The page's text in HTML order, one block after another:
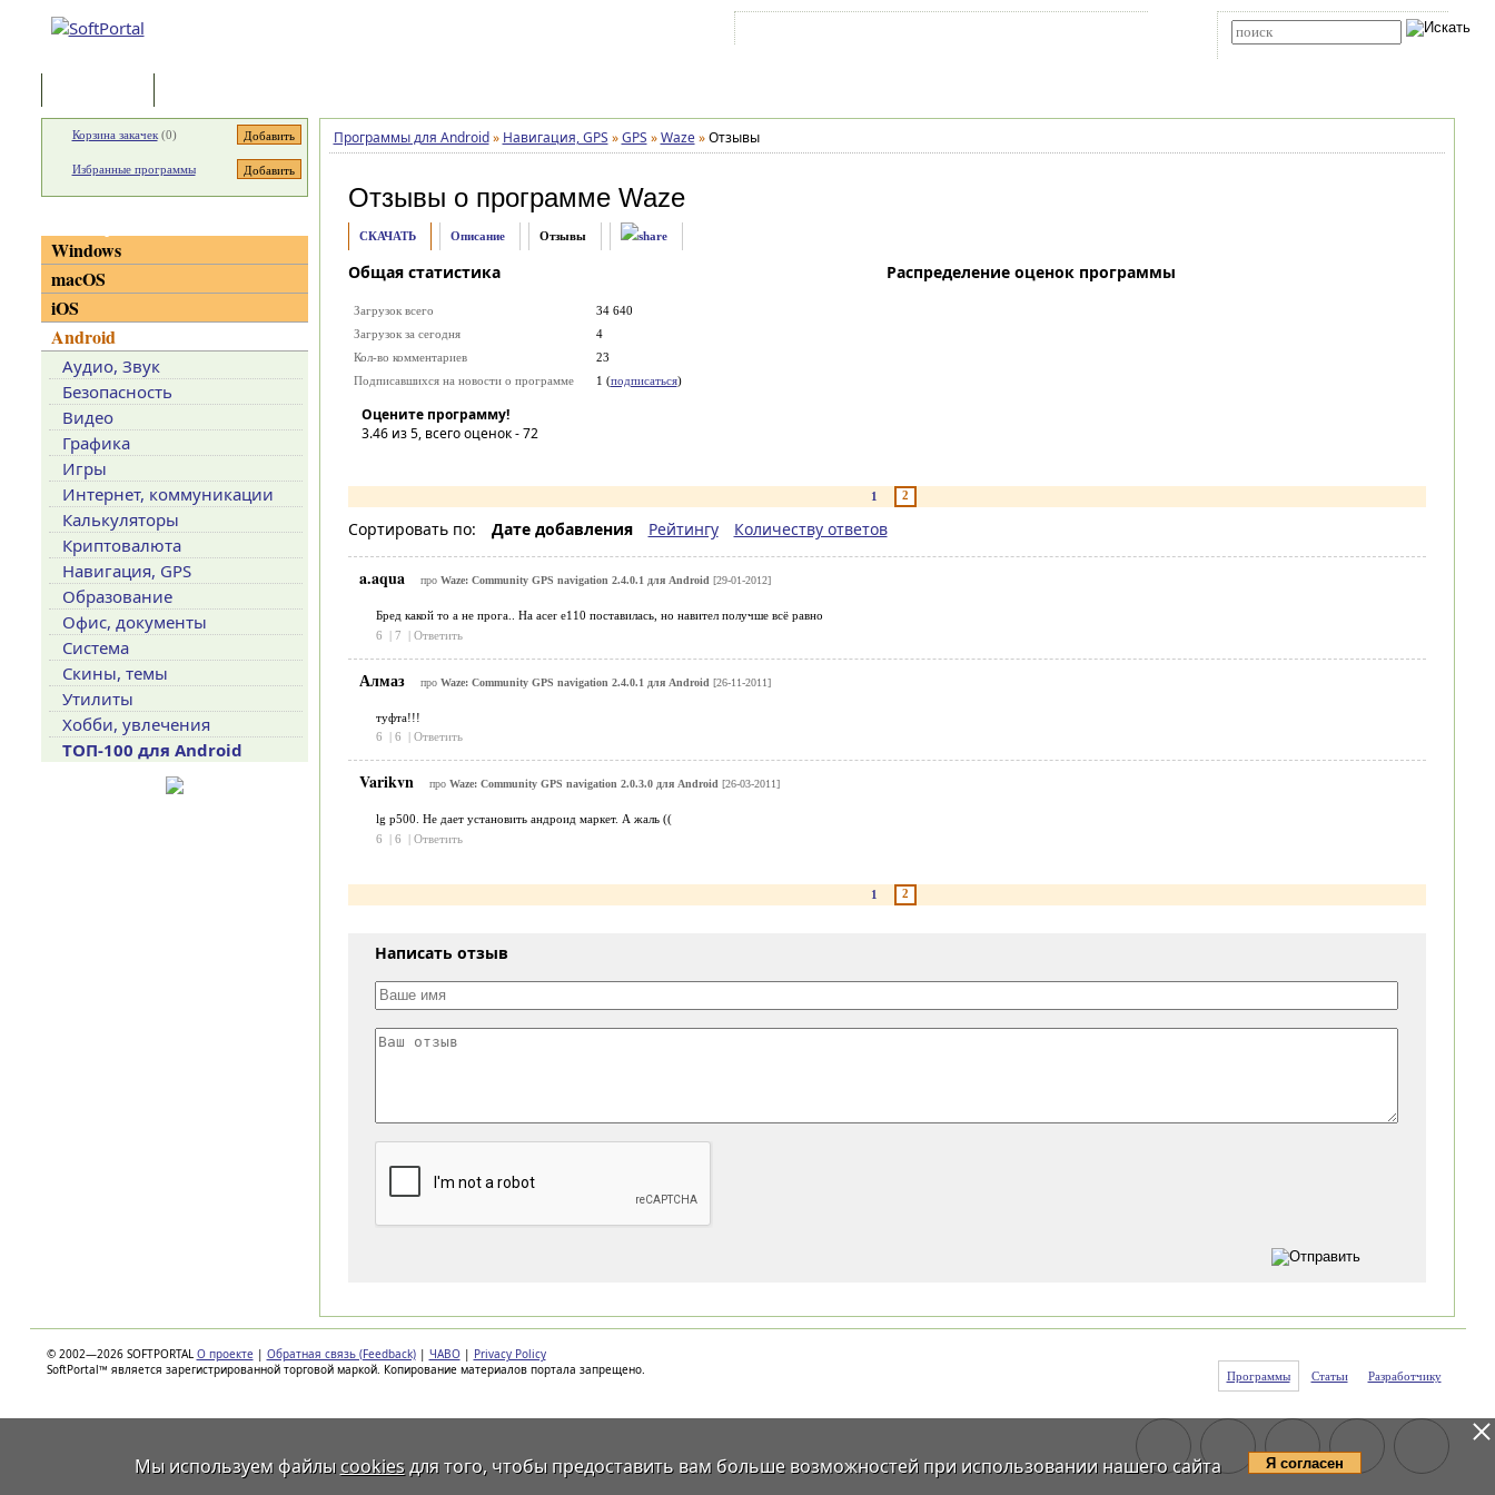
Программы для Android » Навигация, GPS » GPS » Waze » Отзывы
Отзывы о программе Waze
СКАЧАТЬ Описание Отзывы
Общая статистика
Загрузок всего
34 640
Загрузок за сегодня
4
Кол-во комментариев
23
Подписавшихся на новости о программе
1 (подписаться)
Оцените программу!
3.46из 5, всего оценок -72
Распределение оценок программы
1 2
Сортировать по: Дате добавления Рейтингу Количеству ответов
a.aqua про Waze: Community GPS navigation 2.4.0.1 для Android [29-01-2012]
Бред какой то а не прога.. На acer e110 поставилась, но навител получше всё равно
6
| 7 | Ответить
Алмаз про Waze: Community GPS navigation 2.4.0.1 для Android [26-11-2011]
туфта!!!
6
| 6 | Ответить
Varikvn про Waze: Community GPS navigation 2.0.3.0 для Android [26-03-2011]
lg p500. Не дает установить андроид маркет. А жаль ((
6
| 6 | Ответить
1 2
Написать отзыв
Корзина закачек(0)
Избранные программы
Windows
macOS
iOS
Android
Аудио, Звук
Безопасность
Видео
Графика
Игры
Интернет, коммуникации
Калькуляторы
Криптовалюта
Навигация, GPS
Образование
Офис, документы
Система
Скины, темы
Утилиты
Хобби, увлечения
ТОП-100 для Android
© 2002—2026 SOFTPORTAL О проекте | Обратная связь (Feedback) | ЧАВО | Privacy Policy
SoftPortal™ является зарегистрированной торговой маркой. Копирование материалов портала запрещено.
Программы Статьи Разработчику
Мы используем файлы cookiesдля того, чтобы предоставить вам больше возможностей при использовании нашего сайта